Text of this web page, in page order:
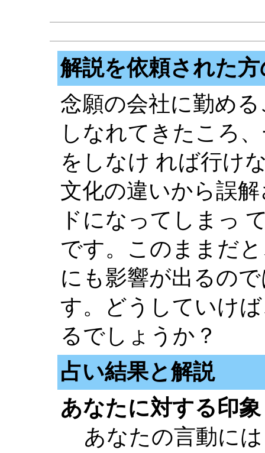
解説を依頼された
念願の会社に勤め
しなれてきたころ
をしなけ れば行け
文化の違いから誤
ドになってしまっ
です。このままだ
にも影響が出るの
す。どうしていけ
るでしょうか？
占い結果と解説
あなたに対する印
あなたの言動に